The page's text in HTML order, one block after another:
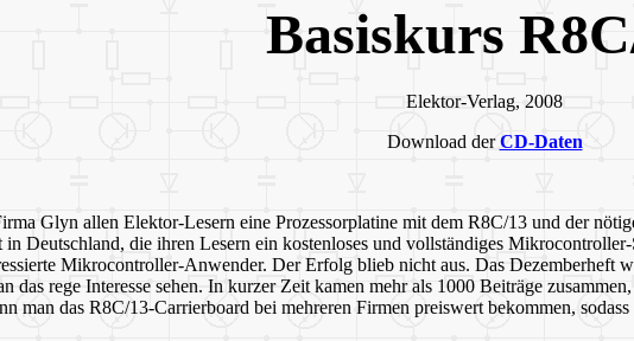
Basiskurs
Elektor-Verlag, 2008
Download derCD-Daten
Glyn allen Elektor-Lesern eine Prozessorplatine mit dem R8C/13 und der
Deutschland, die ihren Lesern ein kostenloses und vollständiges
Mikrocontroller-Anwender. Der Erfolg blieb nicht aus. Das Dezemberheft
das rege Interesse sehen. In kurzer Zeit kamen mehr als 1000 Beiträge
man das R8C/13-Carrierboard bei mehreren Firmen preiswert bekommen,